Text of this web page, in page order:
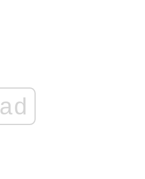
ad